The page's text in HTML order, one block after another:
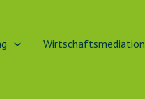
Wirtschaftsmediation